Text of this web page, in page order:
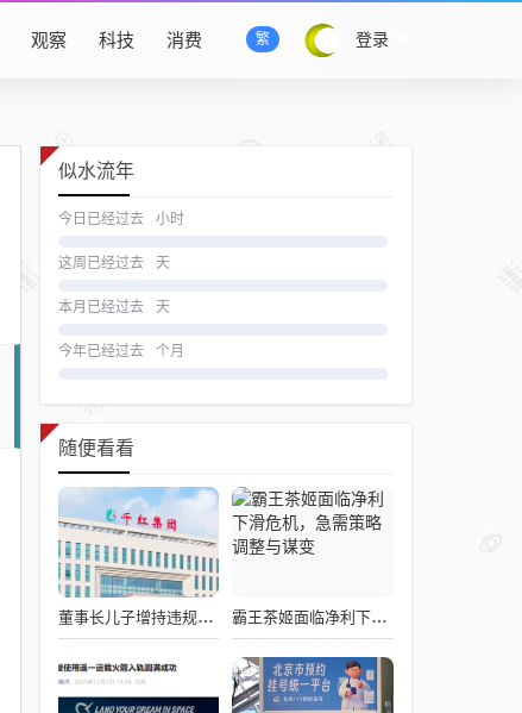
登录
繁
观察 科技 消费
似水流年
今日已经过去 小时
这周已经过去 天
本月已经过去 天
今年已经过去 个月
随便看看
董事长儿子增持违规被罚！千红制药市值128亿，半年净赚2.58亿却踩雷信托5年 霸王茶姬面临净利下滑危机，急需策略调整与谋变